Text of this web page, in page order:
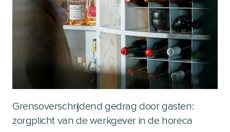
Grensoverschrijdend gedrag door gasten:
zorgplicht van de werkgever in de horeca